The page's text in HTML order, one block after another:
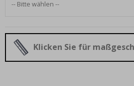
Klicken Sie für